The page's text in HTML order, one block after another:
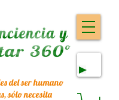
del ser humano
sólo necesita